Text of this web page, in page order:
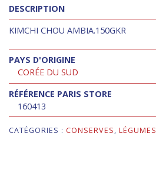
DESCRIPTION
KIMCHI CHOU AMBIA.150GKR
PAYS D'ORIGINE
CORÉE DU SUD
RÉFÉRENCE PARIS STORE
160413
CATÉGORIES : CONSERVES, LÉGUMES